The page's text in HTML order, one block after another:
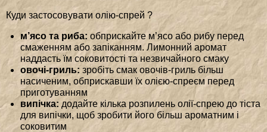
Куди застосовувати олію-спрей ?
м’ясо та риба: обприскайте м’ясо або рибу перед
смаженням або запіканням. Лимонний аромат
наддасть їм соковитості та незвичайного смаку
овочі-гриль: зробіть смак овочів-гриль більш
насиченим, обприскавши їх олією-спреєм перед
приготуванням
випічка: додайте кілька розпилень олії-спрею до тіста
для випічки, щоб зробити його більш ароматним і
соковитим